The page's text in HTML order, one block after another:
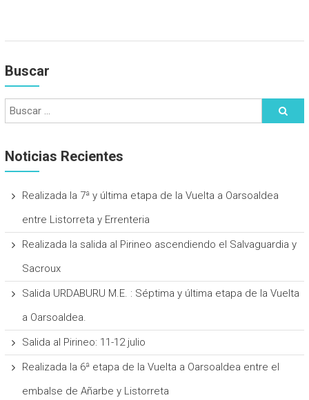
Buscar
Noticias Recientes
Realizada la 7ª y última etapa de la Vuelta a Oarsoaldea
entre Listorreta y Errenteria
Realizada la salida al Pirineo ascendiendo el Salvaguardia y
Sacroux
Salida URDABURU M.E. : Séptima y última etapa de la Vuelta
a Oarsoaldea.
Salida al Pirineo: 11-12 julio
Realizada la 6ª etapa de la Vuelta a Oarsoaldea entre el
embalse de Añarbe y Listorreta